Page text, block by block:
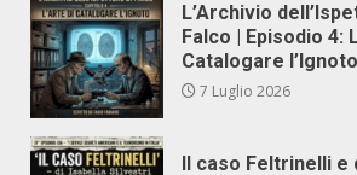
L’Archivio
Falco | Episodio 4:
Catalogare l’Ignoto
7 Luglio 2026
Il caso Feltrinelli e